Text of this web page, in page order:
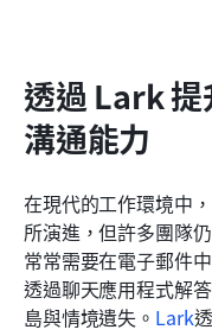
透過 Lark
溝通能力
在現代的工作環境中
所演進，但許多團隊
常常需要在電子郵件
透過聊天應用程式解
島與情境遺失。 Lark